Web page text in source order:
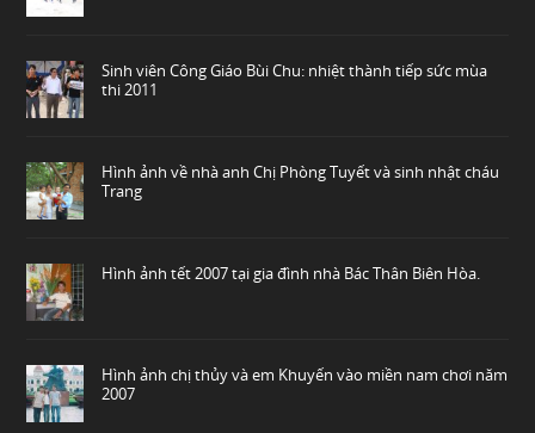
Sinh viên Công Giáo Bùi Chu: nhiệt thành tiếp sức mùa
thi 2011
Hình ảnh về nhà anh Chị Phòng Tuyết và sinh nhật cháu
Trang
Hình ảnh tết 2007 tại gia đình nhà Bác Thân Biên Hòa.
Hình ảnh chị thủy và em Khuyến vào miền nam chơi năm
2007